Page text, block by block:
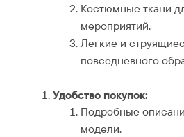
Костюмные ткани
мероприятий.
Легкие и
повседневного
Удобство покупок:
Подробные
модели.